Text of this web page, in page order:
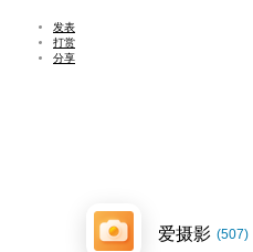
发表
打赏
分享
爱摄影 (507)